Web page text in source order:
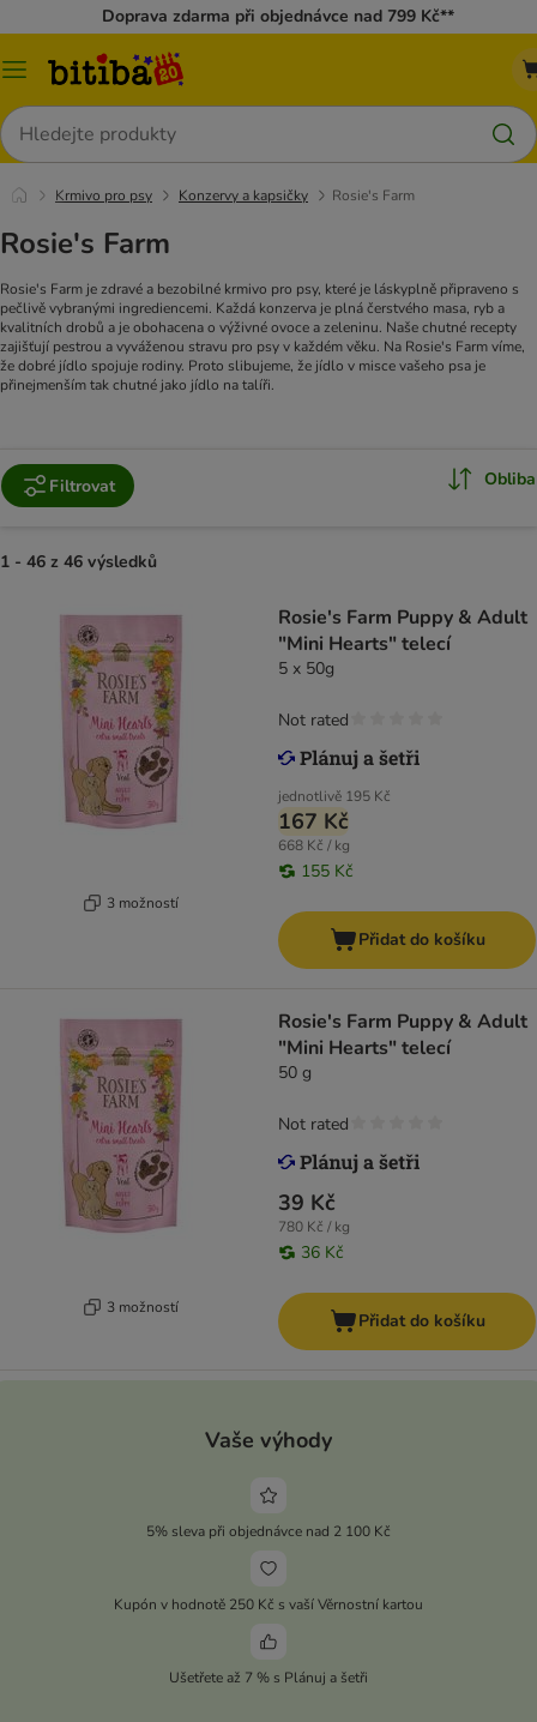
Doprava zdarma při objednávce nad 799 Kč**
Kategorie
Hledat
Krmivo pro psy Konzervy a kapsičky Rosie's Farm
Rosie's Farm
Rosie's Farm je zdravé a bezobilné krmivo pro psy, které je láskyplně připraveno s
pečlivě vybranými ingrediencemi. Každá konzerva je plná čerstvého masa, ryb a
kvalitních drobů a je obohacena o výživné ovoce a zeleninu. Naše chutné recepty
zajišťují pestrou a vyváženou stravu pro psy v každém věku. Na Rosie's Farm víme,
že dobré jídlo spojuje rodiny. Proto slibujeme, že jídlo v misce vašeho psa je
přinejmenším tak chutné jako jídlo na talíři.
Filtrovat Obliba
1 - 46 z 46 výsledků
3 možností
Rosie's Farm Puppy & Adult
"Mini Hearts" telecí
5 x 50g
jednotlivě 195 Kč
167 Kč
668 Kč / kg
155 Kč
Not rated
Přidat do košíku
3 možností
Rosie's Farm Puppy & Adult
"Mini Hearts" telecí
50 g
39 Kč
780 Kč / kg
36 Kč
Not rated
Přidat do košíku
Vaše výhody
5% sleva při objednávce nad 2 100 Kč
Kupón v hodnotě 250 Kč s vaší Věrnostní kartou
Ušetřete až 7 % s Plánuj a šetři